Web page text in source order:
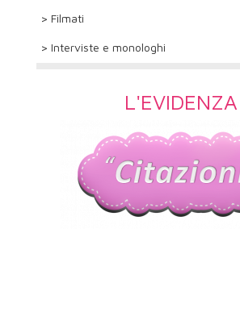
> Filmati
> Interviste e monologhi
L'EVIDENZA